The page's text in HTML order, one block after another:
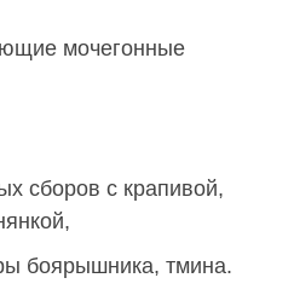
мочегонные
сборов с крапивой,
боярышника, тмина.